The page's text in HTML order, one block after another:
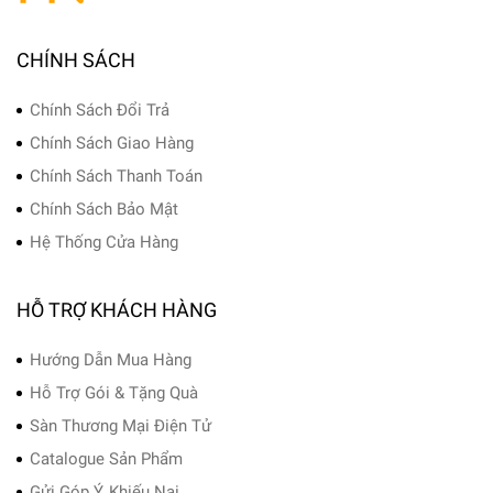
CHÍNH SÁCH
Chính Sách Đổi Trả
Chính Sách Giao Hàng
Chính Sách Thanh Toán
Chính Sách Bảo Mật
Hệ Thống Cửa Hàng
HỖ TRỢ KHÁCH HÀNG
Hướng Dẫn Mua Hàng
Hỗ Trợ Gói & Tặng Quà
Sàn Thương Mại Điện Tử
Catalogue Sản Phẩm